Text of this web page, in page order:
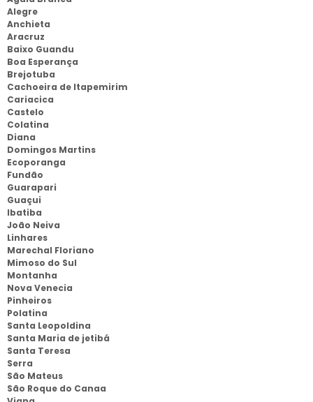
Alegre
Anchieta
Aracruz
Baixo Guandu
Boa Esperança
Brejotuba
Cachoeira de Itapemirim
Cariacica
Castelo
Colatina
Diana
Domingos Martins
Ecoporanga
Fundão
Guarapari
Guaçui
Ibatiba
João Neiva
Linhares
Marechal Floriano
Mimoso do Sul
Montanha
Nova Venecia
Pinheiros
Polatina
Santa Leopoldina
Santa Maria de jetibá
Santa Teresa
Serra
São Mateus
São Roque do Canaa